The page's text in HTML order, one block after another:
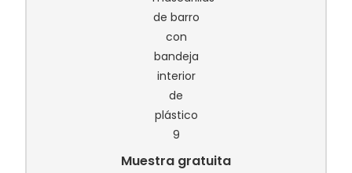
Muestra gratuita